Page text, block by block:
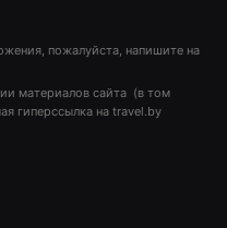
пожалуйста, напишите на
материалов сайта (в том
гиперссылка на travel.by